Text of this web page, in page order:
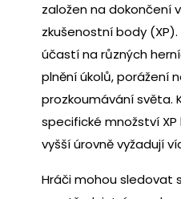
založen na dokončení
zkušenostní body
účastí na různých
plnění úkolů, porážení
prozkoumávání světa.
specifické množství
vyšší úrovně vyžadují
Hráči mohou sledovat